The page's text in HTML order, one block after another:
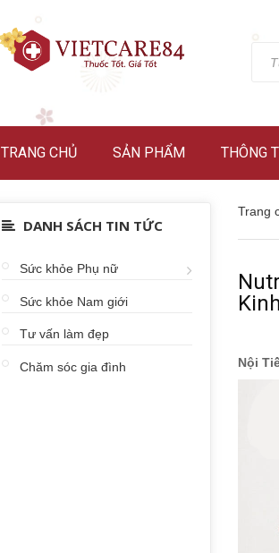
TRANG CHỦ SẢN PHẨM THÔNG
Trang
Kinh
Nội
DANH SÁCH TIN TỨC
Sức khỏe Phụ nữ
Sức khỏe Nam giới
Tư vấn làm đẹp
Chăm sóc gia đình